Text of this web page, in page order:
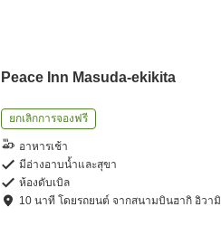
Peace Inn Masuda-ekikita
ยกเลิกการจองฟรี
อาหารเช้า
มีอ่างอาบน้ำและสุขา
ห้องดับเบิล
10 นาที โดยรถยนต์ จากสนามบินฮากิ อิวามิ